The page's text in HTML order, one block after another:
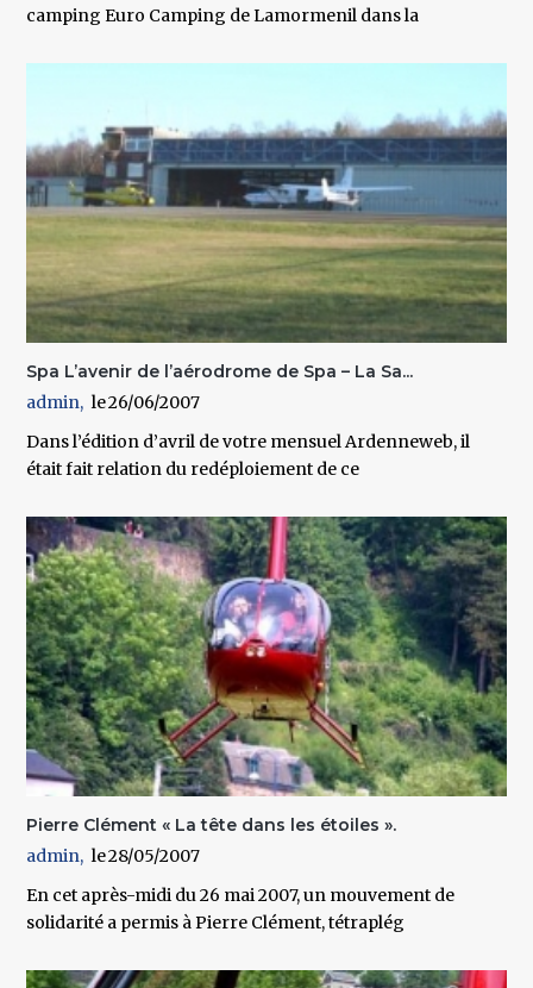
camping Euro Camping de Lamormenil dans la
Spa L’avenir de l’aérodrome de Spa – La Sa...
admin
26/06/2007
Dans l’édition d’avril de votre mensuel Ardenneweb, il
était fait relation du redéploiement de ce
Pierre Clément « La tête dans les étoiles ».
admin
28/05/2007
En cet après-midi du 26 mai 2007, un mouvement de
solidarité a permis à Pierre Clément, tétraplég